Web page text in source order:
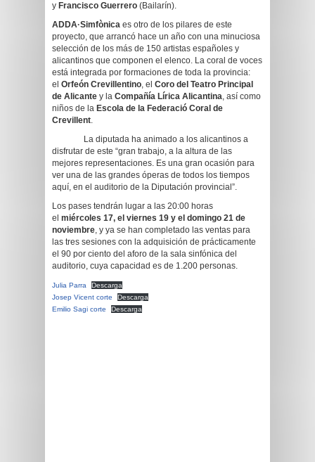
y Francisco Guerrero (Bailarín).
ADDA·Simfònica es otro de los pilares de este
proyecto, que arrancó hace un año con una minuciosa
selección de los más de 150 artistas españoles y
alicantinos que componen el elenco. La coral de voces
está integrada por formaciones de toda la provincia:
el Orfeón Crevillentino, el Coro del Teatro Principal
de Alicante y la Compañía Lírica Alicantina, así como
niños de la Escola de la Federació Coral de
Crevillent.
La diputada ha animado a los alicantinos a
disfrutar de este “gran trabajo, a la altura de las
mejores representaciones. Es una gran ocasión para
ver una de las grandes óperas de todos los tiempos
aquí, en el auditorio de la Diputación provincial”.
Los pases tendrán lugar a las 20:00 horas
el miércoles 17, el viernes 19 y el domingo 21 de
noviembre, y ya se han completado las ventas para
las tres sesiones con la adquisición de prácticamente
el 90 por ciento del aforo de la sala sinfónica del
auditorio, cuya capacidad es de 1.200 personas.
Julia Parra
Descarga
Josep Vicent corte
Descarga
Emilio Sagi corte
Descarga